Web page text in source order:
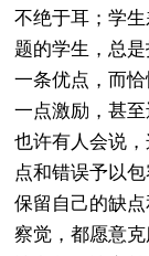
不绝于耳；学
题的学生，总
一条优点，而
一点激励，甚
也许有人会说
点和错误予以
保留自己的缺
察觉，都愿意